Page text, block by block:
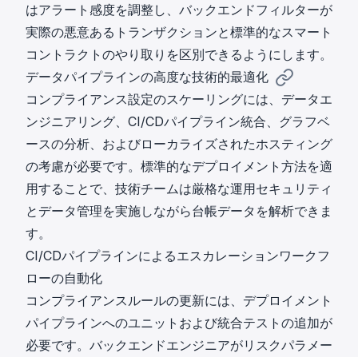
はアラート感度を調整し、バックエンドフィルターが
実際の悪意あるトランザクションと標準的なスマート
コントラクトのやり取りを区別できるようにします。
データパイプラインの高度な技術的最適化
コンプライアンス設定のスケーリングには、データエ
ンジニアリング、CI/CDパイプライン統合、グラフベ
ースの分析、およびローカライズされたホスティング
の考慮が必要です。標準的なデプロイメント方法を適
用することで、技術チームは厳格な運用セキュリティ
とデータ管理を実施しながら台帳データを解析できま
す。
CI/CDパイプラインによるエスカレーションワークフ
ローの自動化
コンプライアンスルールの更新には、デプロイメント
パイプラインへのユニットおよび統合テストの追加が
必要です。バックエンドエンジニアがリスクパラメー